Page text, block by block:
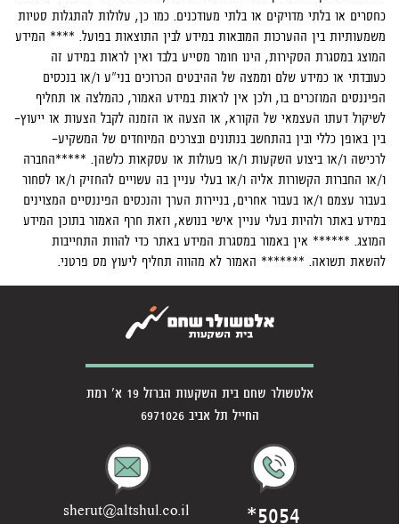
כחסרים או בלתי מדויקים או בלתי מעודכנים. כמו כן, עלולות להתגלות סטיות
משמעותיות בין ההערכות המובאות במידע לבין התוצאות בפועל. **** המידע
המוצג במסגרת הסקירות, הינו חומר מסייע בלבד ואין לראות במידע זה
כעובדתי או כמידע שלם וממצה של ההיבטים הכרוכים בני"ע ו/או בנכסים
הפיננסים המוזכרים בו, ולכן אין לראות במידע האמור, כהמלצה או תחליף
לשיקול דעתו העצמאי של הקורא, או הצעה או הזמנה לקבל הצעות או ייעוץ-
בין באופן כללי ובין בהתחשב בנתונים ובצרכים המיוחדים של המשקיע-
לרכישה ו/או ביצוע השקעות ו/או פעולות או עסקאות כלשהן. *****החברה
ו/או החברות הקשורות אליה ו/או בעלי עניין בה עשויים להחזיק ו/או לסחור
בעבור עצמם ו/או בעבור אחרים, בניירות הערך והנכסים הפיננסיים המצוינים
במידע באתר ולהיות בעלי עניין אישי בנושא, וזאת חרף האמור בתוכן המידע
המוצג. ****** אין באמור במסגרת המידע באתר כדי להוות התחייבות
להשאת תשואה. ******* האמור לא מהווה תחליף ליעוץ מס פרטני.
אלטשולר שחם בית השקעות הברזל 19 א' רמת
החייל תל אביב 6971026
*5054
sherut@altshul.co.il